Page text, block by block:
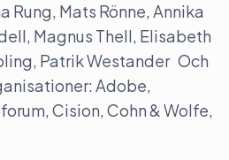
Rung, Mats Rönne, Annika
Magnus Thell, Elisabeth
Patrik Westander Och
Adobe,
Cision, Cohn & Wolfe,